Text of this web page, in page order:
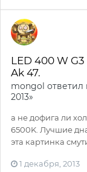
LED 400 W
Ak 47.
mongol ответил
2013»
а не дофига ли
6500K. Лучшие
эта картинка
1 декабря, 2013